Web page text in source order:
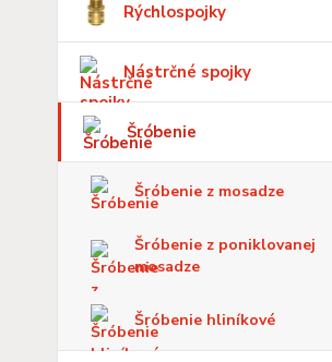
Rýchlospojky
Nástrčné spojky
Šróbenie
Šróbenie z mosadze
Šróbenie z poniklovanej
mosadze
Šróbenie hliníkové